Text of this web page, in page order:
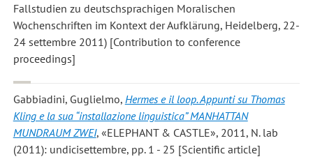
Fallstudien zu deutschsprachigen Moralischen
Wochenschriften im Kontext der Aufklärung, Heidelberg, 22-
24 settembre 2011) [Contribution to conference
proceedings]
Gabbiadini, Guglielmo, Hermes e il loop. Appunti su Thomas
Kling e la sua “installazione linguistica” MANHATTAN
MUNDRAUM ZWEI, «ELEPHANT & CASTLE», 2011, N. lab
(2011): undicisettembre, pp. 1 - 25 [Scientific article]